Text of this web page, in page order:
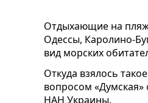
Отдыхающие на
Одессы, Каролино-
вид морских
Откуда взялось
вопросом
НАН Украины.